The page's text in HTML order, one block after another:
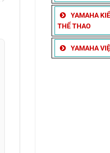
YAMAHA
THỂ THAO
YAMAHA